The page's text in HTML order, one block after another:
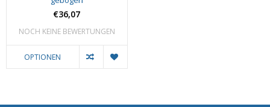
€36,07
NOCH KEINE BEWERTUNGEN
OPTIONEN